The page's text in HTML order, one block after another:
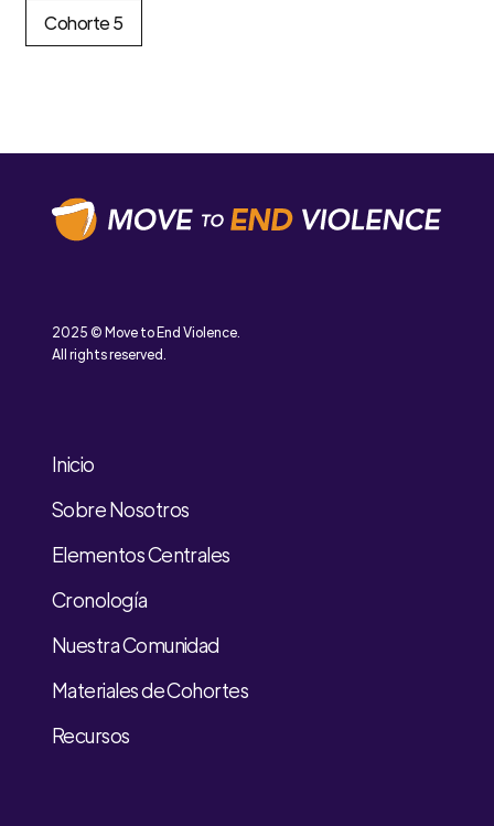
Cohorte 5
2025 © Move to End Violence.
All rights reserved.
Inicio
Sobre Nosotros
Elementos Centrales
Cronología
Nuestra Comunidad
Materiales de Cohortes
Recursos